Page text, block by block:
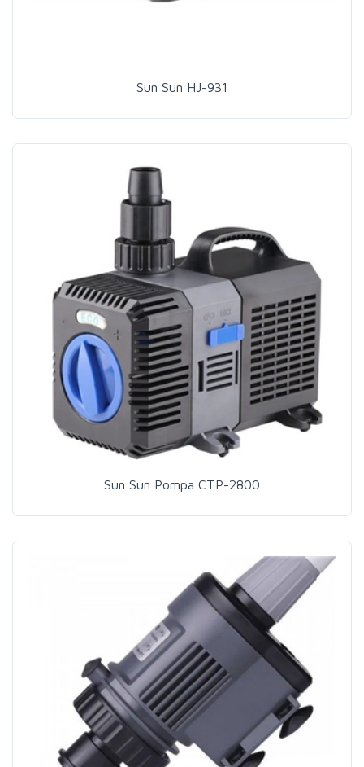
Sun Sun HJ-931
Sun Sun Pompa CTP-2800